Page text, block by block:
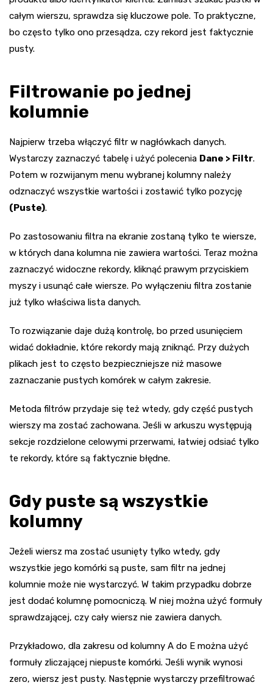
całym wierszu, sprawdza się kluczowe pole. To praktyczne,
bo często tylko ono przesądza, czy rekord jest faktycznie
pusty.
Filtrowanie po jednej
kolumnie
Najpierw trzeba włączyć filtr w nagłówkach danych.
Wystarczy zaznaczyć tabelę i użyć polecenia Dane > Filtr.
Potem w rozwijanym menu wybranej kolumny należy
odznaczyć wszystkie wartości i zostawić tylko pozycję
(Puste).
Po zastosowaniu filtra na ekranie zostaną tylko te wiersze,
w których dana kolumna nie zawiera wartości. Teraz można
zaznaczyć widoczne rekordy, kliknąć prawym przyciskiem
myszy i usunąć całe wiersze. Po wyłączeniu filtra zostanie
już tylko właściwa lista danych.
To rozwiązanie daje dużą kontrolę, bo przed usunięciem
widać dokładnie, które rekordy mają zniknąć. Przy dużych
plikach jest to często bezpieczniejsze niż masowe
zaznaczanie pustych komórek w całym zakresie.
Metoda filtrów przydaje się też wtedy, gdy część pustych
wierszy ma zostać zachowana. Jeśli w arkuszu występują
sekcje rozdzielone celowymi przerwami, łatwiej odsiać tylko
te rekordy, które są faktycznie błędne.
Gdy puste są wszystkie
kolumny
Jeżeli wiersz ma zostać usunięty tylko wtedy, gdy
wszystkie jego komórki są puste, sam filtr na jednej
kolumnie może nie wystarczyć. W takim przypadku dobrze
jest dodać kolumnę pomocniczą. W niej można użyć formuły
sprawdzającej, czy cały wiersz nie zawiera danych.
Przykładowo, dla zakresu od kolumny A do E można użyć
formuły zliczającej niepuste komórki. Jeśli wynik wynosi
zero, wiersz jest pusty. Następnie wystarczy przefiltrować